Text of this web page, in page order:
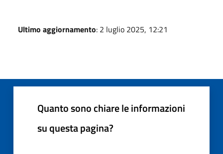
Ultimo aggiornamento: 2 luglio 2025, 12:21
Quanto sono chiare le informazioni
su questa pagina?